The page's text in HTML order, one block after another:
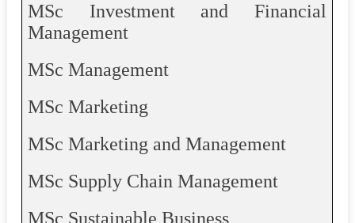
MSc Investment and Financial
Management
MSc Management
MSc Marketing
MSc Marketing and Management
MSc Supply Chain Management
MSc Sustainable Business